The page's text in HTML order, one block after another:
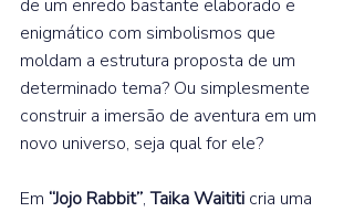
de um enredo bastante elaborado e
enigmático com simbolismos que
moldam a estrutura proposta de um
determinado tema? Ou simplesmente
construir a imersão de aventura em um
novo universo, seja qual for ele?
Em “Jojo Rabbit”, Taika Waititi cria uma